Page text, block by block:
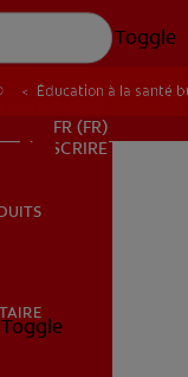
Toggle
BUCCO-DENTAIRE
FR (FR)
S’INSCRIRE
Toggle
Éducation à la santé
de